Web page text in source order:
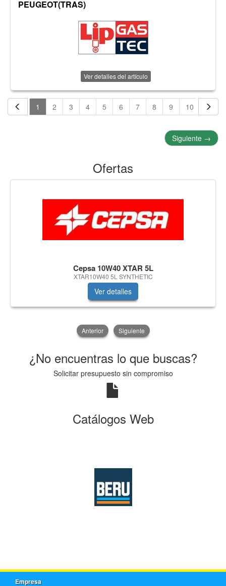
PEUGEOT(TRAS)
Ver detalles del artículo
1 2 3 4 5 6 7 8 9 10 11
Siguiente →
Ofertas
Cepsa 10W40 XTAR 5L
XTAR10W40 5L SYNTHETIC
Ver detalles
Anterior Siguiente
¿No encuentras lo que buscas?
Solicitar presupuesto sin compromiso
Catálogos Web
Empresa